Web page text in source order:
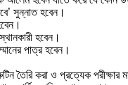
সুন্নাত হবেন।
হবেন।
পাত্র হবেন।
তৈরি করা ও প্রত্যেক পরীক্ষার